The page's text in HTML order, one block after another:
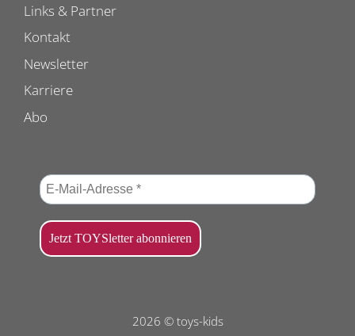
Links & Partner
Kontakt
Newsletter
Karriere
Abo
2026 © toys-kids